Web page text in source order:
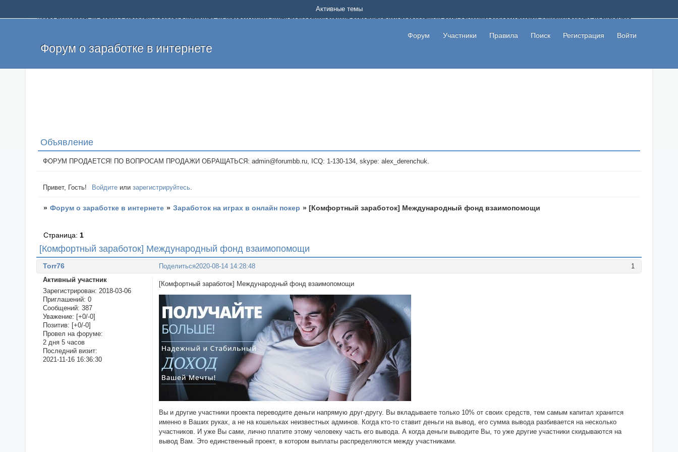
Добро пожаловать на форум о заработке и работе в интернете, на котором можно найти подходящий вариант дополнительной подработки на дому с высоким доходом помимо основной работы, не вкладывая
и оставлять свои отзывы. Если вы знаете, что определенный проект или сайт не платит, то указывайте в теме что это лохотрон, чтобы другие пользователи не попались на развод. Вы сможете начать зарабатывать
легкие деньги без вложений и регистрации уже сегодня. Создавайте новые темы, размещайте объявления со своими пригласительными ссылками и первая прибыль не заставит себя долго ждать.
Форум о заработке в интернете
Форум Участники Правила Поиск Регистрация Войти
Активные темы
Объявление
ФОРУМ ПРОДАЕТСЯ! ПО ВОПРОСАМ ПРОДАЖИ ОБРАЩАТЬСЯ: admin@forumbb.ru, ICQ: 1-130-134, skype: alex_derenchuk.
Привет, Гость! Войдите илизарегистрируйтесь.
» Форум о заработке в интернете » Заработок на играх в онлайн покер »[Комфортный заработок] Международный фонд взаимопомощи
[Комфортный заработок] Международный фонд взаимопомощи
Страница: 1
Поделиться 1
2020-08-14 14:28:48
Torr76
Активный участник
Зарегистрирован: 2018-03-06
Приглашений: 0
Сообщений: 387
Уважение: [+0/-0]
Позитив: [+0/-0]
Провел на форуме:
2 дня 5 часов
Последний визит:
2021-11-16 16:36:30
[Комфортный заработок] Международный фонд взаимопомощи
Вы и другие участники проекта переводите деньги напрямую друг-другу. Вы вкладываете только 10% от своих средств, тем самым капитал хранится
именно в Ваших руках, а не на кошельках неизвестных админов. Когда кто-то ставит деньги на вывод, его сумма вывода разбивается на несколько
участников. И уже Вы сами, лично платите этому человеку часть его вывода. А когда деньги выводите Вы, то уже другие участники скидываются на
вывод Вам. Это единственный проект, в котором выплаты распределяются между участниками.